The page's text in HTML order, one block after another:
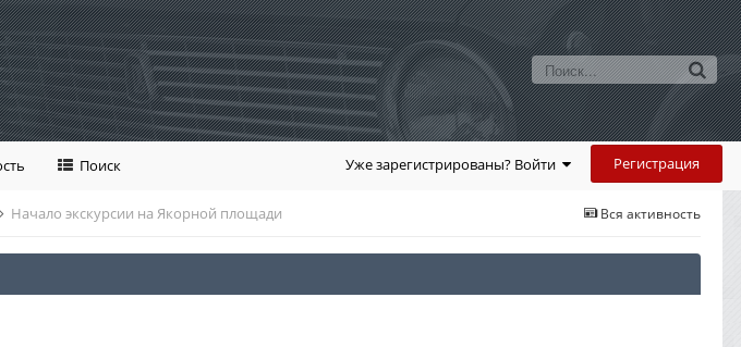
Уже зарегистрированы? Войти Регистрация
Поиск
Вся активность
Начало экскурсии на Якорной площади